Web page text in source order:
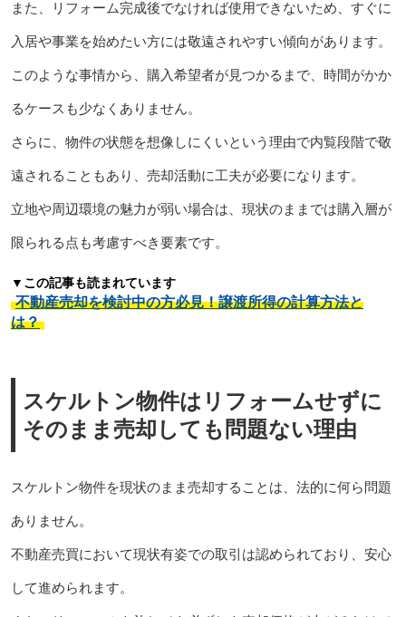
また、リフォーム完成後でなければ使用できないため、すぐに
入居や事業を始めたい方には敬遠されやすい傾向があります。
このような事情から、購入希望者が見つかるまで、時間がかか
るケースも少なくありません。
さらに、物件の状態を想像しにくいという理由で内覧段階で敬
遠されることもあり、売却活動に工夫が必要になります。
立地や周辺環境の魅力が弱い場合は、現状のままでは購入層が
限られる点も考慮すべき要素です。
▼この記事も読まれています
不動産売却を検討中の方必見！譲渡所得の計算方法と
は？
スケルトン物件はリフォームせずに
そのまま売却しても問題ない理由
スケルトン物件を現状のまま売却することは、法的に何ら問題
ありません。
不動産売買において現状有姿での取引は認められており、安心
して進められます。